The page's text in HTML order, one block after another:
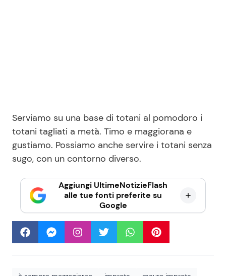
Serviamo su una base di totani al pomodoro i
totani tagliati a metà. Timo e maggiorana e
gustiamo. Possiamo anche servire i totani senza
sugo, con un contorno diverso.
Aggiungi UltimeNotizieFlash
alle tue fonti preferite su
Google